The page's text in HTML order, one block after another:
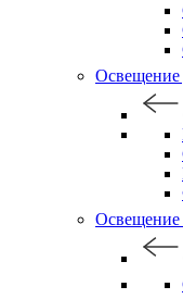
Освещение
Освещение